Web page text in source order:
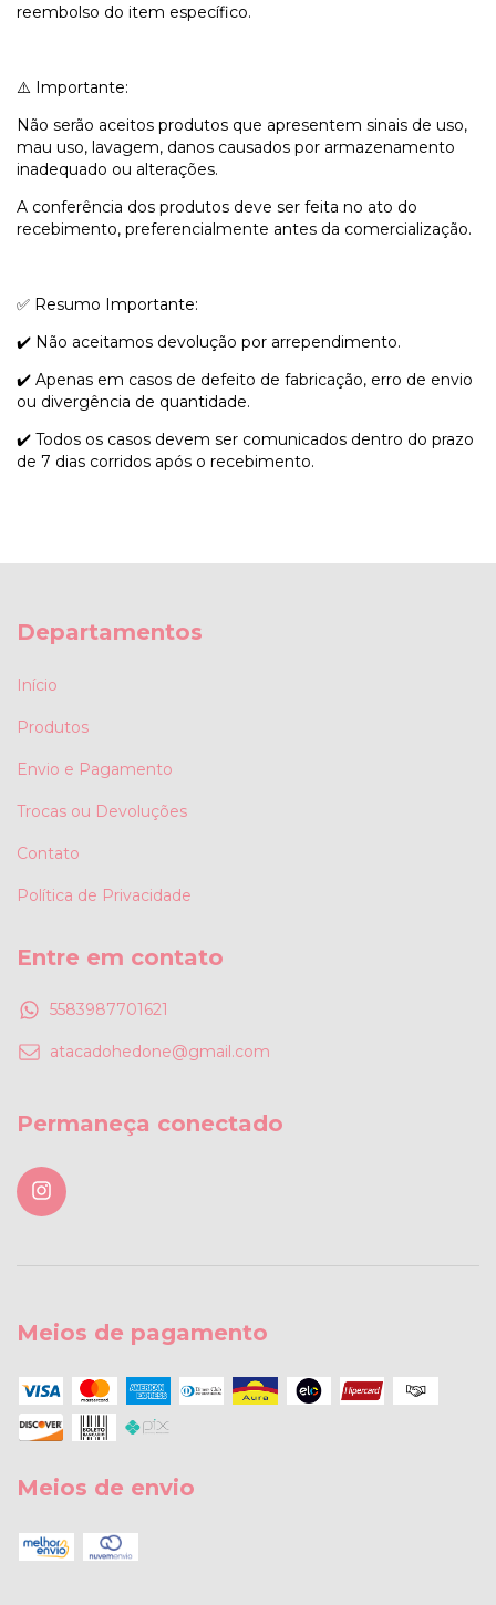
reembolso do item específico.
⚠️ Importante:
Não serão aceitos produtos que apresentem sinais de uso,
mau uso, lavagem, danos causados por armazenamento
inadequado ou alterações.
A conferência dos produtos deve ser feita no ato do
recebimento, preferencialmente antes da comercialização.
✅ Resumo Importante:
✔️ Não aceitamos devolução por arrependimento.
✔️ Apenas em casos de defeito de fabricação, erro de envio
ou divergência de quantidade.
✔️ Todos os casos devem ser comunicados dentro do prazo
de 7 dias corridos após o recebimento.
Departamentos
Início
Produtos
Envio e Pagamento
Trocas ou Devoluções
Contato
Política de Privacidade
Entre em contato
5583987701621
atacadohedone@gmail.com
Permaneça conectado
Meios de pagamento
Meios de envio